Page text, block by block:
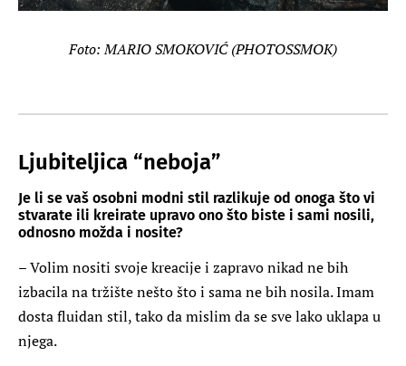
Foto: MARIO SMOKOVIĆ (PHOTOSSMOK)
Ljubiteljica “neboja”
Je li se vaš osobni modni stil razlikuje od onoga što vi
stvarate ili kreirate upravo ono što biste i sami nosili,
odnosno možda i nosite?
– Volim nositi svoje kreacije i zapravo nikad ne bih
izbacila na tržište nešto što i sama ne bih nosila. Imam
dosta fluidan stil, tako da mislim da se sve lako uklapa u
njega.